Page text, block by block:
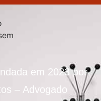
em 2023 por
– Advogado